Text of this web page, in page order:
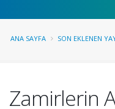
ANA SAYFA SON EKLENEN
Zamirlerin